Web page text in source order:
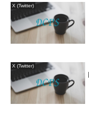
X (Twitter)
X (Twitter)